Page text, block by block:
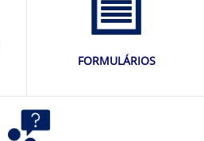
FORMULÁRIOS